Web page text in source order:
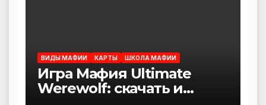
ВИДЫ МАФИИ КАРТЫ ШКОЛА МАФИИ
Игра Мафия Ultimate
Werewolf: скачать и